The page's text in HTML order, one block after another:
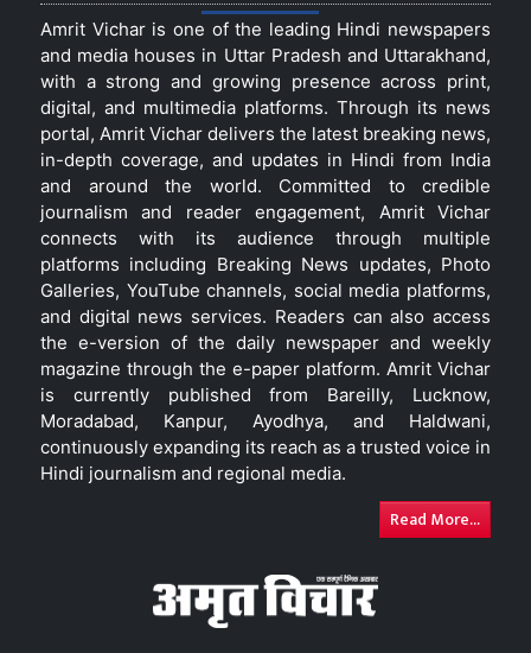
Amrit Vichar is one of the leading Hindi newspapers
and media houses in Uttar Pradesh and Uttarakhand,
with a strong and growing presence across print,
digital, and multimedia platforms. Through its news
portal, Amrit Vichar delivers the latest breaking news,
in-depth coverage, and updates in Hindi from India
and around the world. Committed to credible
journalism and reader engagement, Amrit Vichar
connects with its audience through multiple
platforms including Breaking News updates, Photo
Galleries, YouTube channels, social media platforms,
and digital news services. Readers can also access
the e-version of the daily newspaper and weekly
magazine through the e-paper platform. Amrit Vichar
is currently published from Bareilly, Lucknow,
Moradabad, Kanpur, Ayodhya, and Haldwani,
continuously expanding its reach as a trusted voice in
Hindi journalism and regional media.
Read More...